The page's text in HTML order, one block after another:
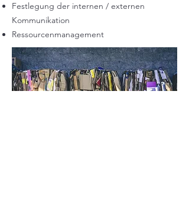
Festlegung der internen / externen
Kommunikation
Ressourcenmanagement